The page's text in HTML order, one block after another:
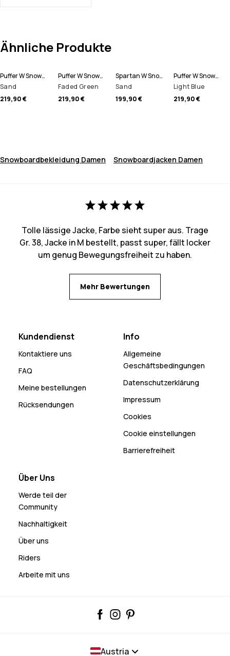
Ähnliche Produkte
Puffer W Snowboardjacke Damen
Sand
219,90 €
Puffer W Snowboardjacke Damen
Faded Green
219,90 €
Spartan W Snowboardjacke Damen
Sand
199,90 €
Puffer W Snowboardjacke Damen
Light Blue
219,90 €
Snowboardbekleidung Damen Snowboardjacken Damen
Tolle lässige Jacke, Farbe sieht super aus. Trage
Gr. 38, Jacke in M bestellt, passt super, fällt locker
um genug Bewegungsfreiheit zu haben.
Mehr Bewertungen
Kundendienst
Kontaktiere uns
FAQ
Meine bestellungen
Rücksendungen
Info
Allgemeine
Geschäftsbedingungen
Datenschutzerklärung
Impressum
Cookies
Cookie einstellungen
Barrierefreiheit
Über Uns
Werde teil der
Community
Nachhaltigkeit
Über uns
Riders
Arbeite mit uns
Austria